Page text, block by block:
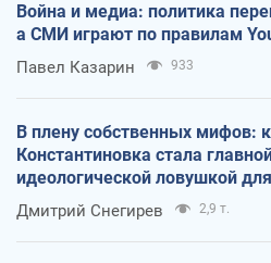
Война и медиа: политика
а СМИ играют по правилам
Павел Казарин 933
В плену собственных мифов:
Константиновка стала
идеологической ловушкой
оккупантов
Дмитрий Снегирев 2,9 т.